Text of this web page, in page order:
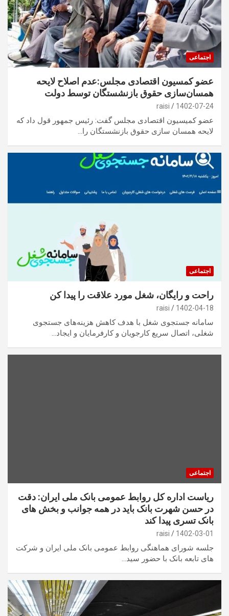
اجتماعی
عضو کمسیون اقتصادی مجلس:عدم اصلاح لایحه
همسان‌سازی حقوق بازنشستگان توسط دولت
1402-07-24
raisi
عضو کمیسیون اقتصادی مجلس گفت: رئیس جمهور قول داد که
لایحه همسان سازی حقوق بازنشستگان را…
اجتماعی
راحت و رایگان، شغل مورد علاقت را پیدا کن
1402-04-18
raisi
سامانه جستجوی شغل با هدف کاهش هزینه‌های جستجوی
شغلی، اتصال سریع کارجویان و کارفرمایان و ایجاد…
اجتماعی
ریاست اداره کل روابط عمومی بانک ملی ایران: دقت
در حسن شهرت بانک باید در همه جوانب و بخش های
بانک تسری پیدا کند
1402-03-01
raisi
جلسه شورای هماهنگی روابط عمومی بانک ملی ایران و شرکت
های تابعه بانک با حضور سید…